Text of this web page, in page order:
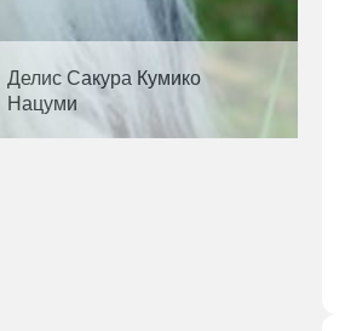
Делис Сакура Кумико
Нацуми